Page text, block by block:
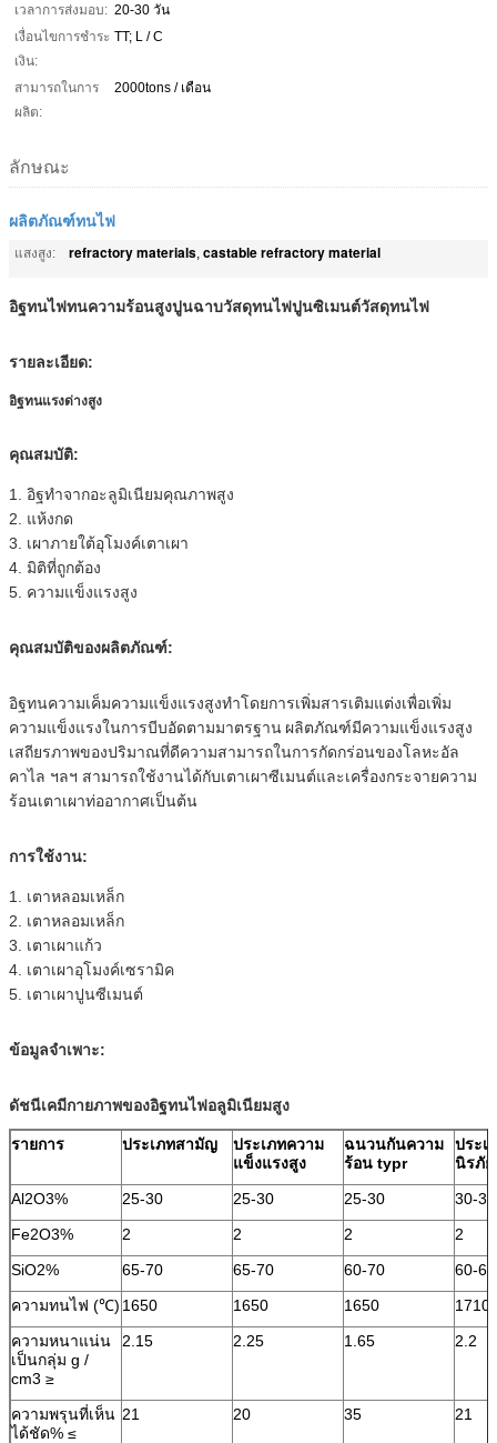
เวลาการส่งมอบ: 20-30 วัน
เงื่อนไขการชำระ
เงิน:
TT; L ​​/ C
สามารถในการ
ผลิต:
2000tons / เดือน
ลักษณะ
ผลิตภัณฑ์ทนไฟ
แสงสูง: refractory materials, castable refractory material
อิฐทนไฟทนความร้อนสูงปูนฉาบวัสดุทนไฟปูนซิเมนต์วัสดุทนไฟ
รายละเอียด:
อิฐทนแรงด่างสูง
คุณสมบัติ:
1. อิฐทำจากอะลูมิเนียมคุณภาพสูง
2. แห้งกด
3. เผาภายใต้อุโมงค์เตาเผา
4. มิติที่ถูกต้อง
5. ความแข็งแรงสูง
คุณสมบัติของผลิตภัณฑ์:
อิฐทนความเค็มความแข็งแรงสูงทำโดยการเพิ่มสารเติมแต่งเพื่อเพิ่ม
ความแข็งแรงในการบีบอัดตามมาตรฐาน ผลิตภัณฑ์มีความแข็งแรงสูง
เสถียรภาพของปริมาณที่ดีความสามารถในการกัดกร่อนของโลหะอัล
คาไล ฯลฯ สามารถใช้งานได้กับเตาเผาซีเมนต์และเครื่องกระจายความ
ร้อนเตาเผาท่ออากาศเป็นต้น
การใช้งาน:
1. เตาหลอมเหล็ก
2. เตาหลอมเหล็ก
3. เตาเผาแก้ว
4. เตาเผาอุโมงค์เซรามิค
5. เตาเผาปูนซีเมนต์
ข้อมูลจำเพาะ:
ดัชนีเคมีกายภาพของอิฐทนไฟอลูมิเนียมสูง
รายการ ประเภทสามัญ
ประเภทความ
แข็งแรงสูง
ฉนวนกันความ
ร้อน typr
ประเ
นิรภัย
Al2O3%
25-30 25-30 25-30
30-35
Fe2O3%
2 2 2
2
SiO2%
65-70 65-70 60-70
60-65
ความทนไฟ (℃) 1650 1650 1650
1710
ความหนาแน่น
เป็นกลุ่ม g /
cm3 ≥
2.15 2.25 1.65 2.2
ความพรุนที่เห็น
ได้ชัด% ≤
21 20 35 21